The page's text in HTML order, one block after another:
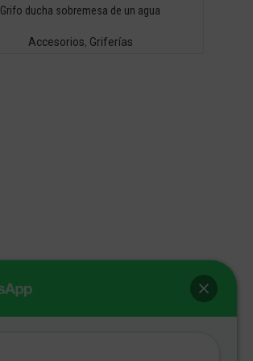
Grifo ducha sobremesa de un agua
Accesorios, Griferías